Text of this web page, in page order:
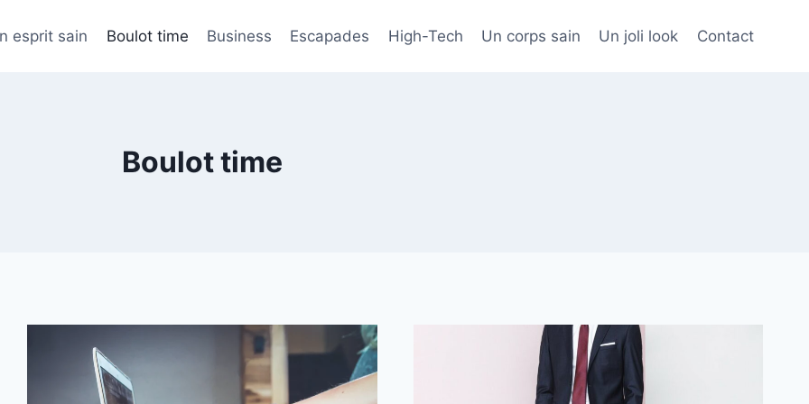
esprit sain Boulot time Business Escapades High-Tech Un corps sain Un joli look Contact
Boulot time